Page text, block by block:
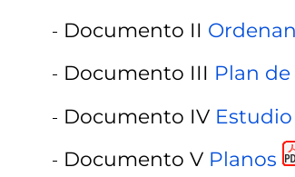
Documento II
Documento III Plan
Documento IV
Documento V Planos